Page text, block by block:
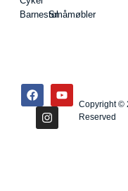
BarnestolSmåmøbler
Copyright ©
Reserved